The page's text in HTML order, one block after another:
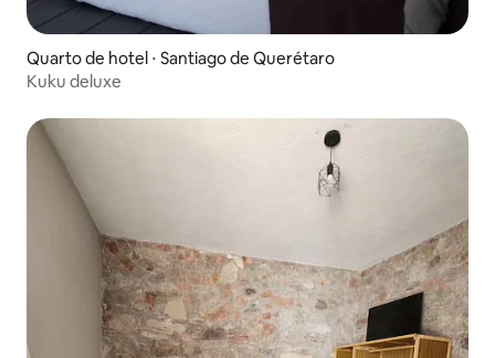
Quarto de hotel ⋅ Santiago de Querétaro
Kuku deluxe